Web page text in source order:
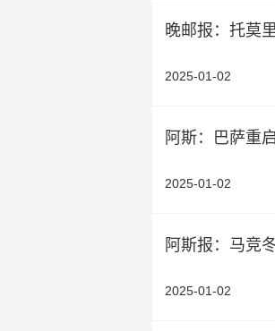
晚邮报：托莫
2025-01-02
阿斯：巴萨重
2025-01-02
阿斯报：马竞
2025-01-02